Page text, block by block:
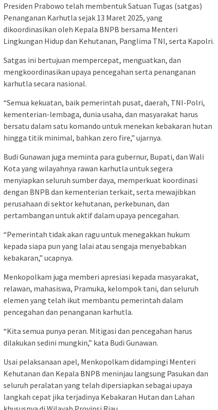
Presiden Prabowo telah membentuk Satuan Tugas (satgas)
Penanganan Karhutla sejak 13 Maret 2025, yang
dikoordinasikan oleh Kepala BNPB bersama Menteri
Lingkungan Hidup dan Kehutanan, Panglima TNI, serta Kapolri.
Satgas ini bertujuan mempercepat, menguatkan, dan
mengkoordinasikan upaya pencegahan serta penanganan
karhutla secara nasional.
“Semua kekuatan, baik pemerintah pusat, daerah, TNI-Polri,
kementerian-lembaga, dunia usaha, dan masyarakat harus
bersatu dalam satu komando untuk menekan kebakaran hutan
hingga titik minimal, bahkan zero fire,” ujarnya.
Budi Gunawan juga meminta para gubernur, Bupati, dan Wali
Kota yang wilayahnya rawan karhutla untuk segera
menyiapkan seluruh sumber daya, memperkuat koordinasi
dengan BNPB dan kementerian terkait, serta mewajibkan
perusahaan di sektor kehutanan, perkebunan, dan
pertambangan untuk aktif dalam upaya pencegahan.
“Pemerintah tidak akan ragu untuk menegakkan hukum
kepada siapa pun yang lalai atau sengaja menyebabkan
kebakaran,” ucapnya.
Menkopolkam juga memberi apresiasi kepada masyarakat,
relawan, mahasiswa, Pramuka, kelompok tani, dan seluruh
elemen yang telah ikut membantu pemerintah dalam
pencegahan dan penanganan karhutla.
“Kita semua punya peran. Mitigasi dan pencegahan harus
dilakukan sedini mungkin,” kata Budi Gunawan.
Usai pelaksanaan apel, Menkopolkam didampingi Menteri
Kehutanan dan Kepala BNPB meninjau langsung Pasukan dan
seluruh peralatan yang telah dipersiapkan sebagai upaya
langkah cepat jika terjadinya Kebakaran Hutan dan Lahan